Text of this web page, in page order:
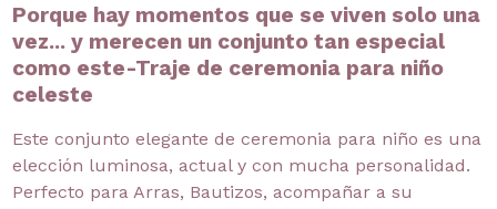
Porque hay momentos que se viven solo una
vez... y merecen un conjunto tan especial
como este-Traje de ceremonia para niño
celeste
Este conjunto elegante de ceremonia para niño es una
elección luminosa, actual y con mucha personalidad.
Perfecto para Arras, Bautizos, acompañar a su